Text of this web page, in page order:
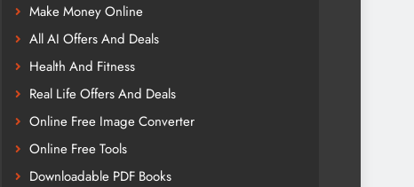
Make Money Online
All AI Offers And Deals
Health And Fitness
Real Life Offers And Deals
Online Free Image Converter
Online Free Tools
Downloadable PDF Books